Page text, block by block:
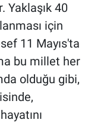
Yaklaşık 40
için
11 Mayıs'ta
bu millet her
olduğu gibi,